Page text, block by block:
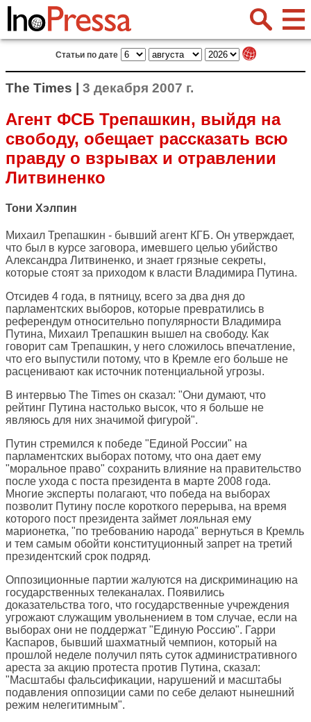
Статьи по дате
The Times | 3 декабря 2007 г.
Агент ФСБ Трепашкин, выйдя на
свободу, обещает рассказать всю
правду о взрывах и отравлении
Литвиненко
Тони Хэлпин
Михаил Трепашкин - бывший агент КГБ. Он утверждает,
что был в курсе заговора, имевшего целью убийство
Александра Литвиненко, и знает грязные секреты,
которые стоят за приходом к власти Владимира Путина.
Отсидев 4 года, в пятницу, всего за два дня до
парламентских выборов, которые превратились в
референдум относительно популярности Владимира
Путина, Михаил Трепашкин вышел на свободу. Как
говорит сам Трепашкин, у него сложилось впечатление,
что его выпустили потому, что в Кремле его больше не
расценивают как источник потенциальной угрозы.
В интервью The Times он сказал: "Они думают, что
рейтинг Путина настолько высок, что я больше не
являюсь для них значимой фигурой".
Путин стремился к победе "Единой России" на
парламентских выборах потому, что она дает ему
"моральное право" сохранить влияние на правительство
после ухода с поста президента в марте 2008 года.
Многие эксперты полагают, что победа на выборах
позволит Путину после короткого перерыва, на время
которого пост президента займет лояльная ему
марионетка, "по требованию народа" вернуться в Кремль
и тем самым обойти конституционный запрет на третий
президентский срок подряд.
Оппозиционные партии жалуются на дискриминацию на
государственных телеканалах. Появились
доказательства того, что государственные учреждения
угрожают служащим увольнением в том случае, если на
выборах они не поддержат "Единую Россию". Гарри
Каспаров, бывший шахматный чемпион, который на
прошлой неделе получил пять суток административного
ареста за акцию протеста против Путина, сказал:
"Масштабы фальсификации, нарушений и масштабы
подавления оппозиции сами по себе делают нынешний
режим нелегитимным".